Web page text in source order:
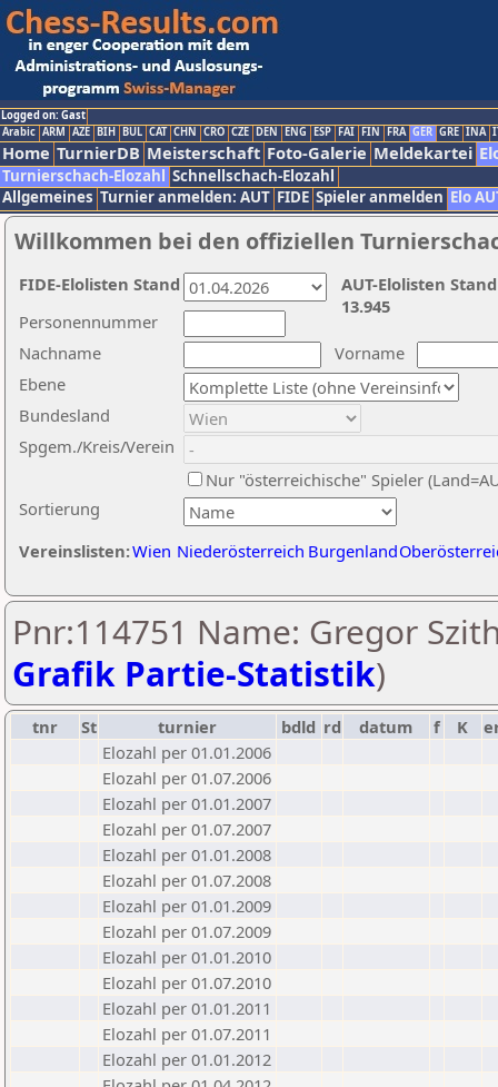
Logged on: Gast
Arabic ARM AZE BIH BUL CAT CHN CRO CZE DEN ENG ESP FAI FIN FRA GER GRE INA
Home TurnierDB Meisterschaft Foto-Galerie Meldekartei
Turnierschach-Elozahl Schnellschach-Elozahl
Allgemeines Turnier anmelden: AUT FIDE Spieler anmelden Elo
Willkommen bei den offiziellen
Nachname
Vorname
Ebene
Sortierung
Personennummer
Bundesland
Spgem./Kreis/Verein
Nur "österreichische" Spieler
Vereinslisten:Wien Niederösterreich Burgenland
AUT-Elolisten
13.945
FIDE-Elolisten Stand
Pnr:114751 Name: Gregor
Grafik Partie-Statistik)
tnr St turnier bdld rd datum f K
Elozahl per 01.01.2006
Elozahl per 01.07.2006
Elozahl per 01.01.2007
Elozahl per 01.07.2007
Elozahl per 01.01.2008
Elozahl per 01.07.2008
Elozahl per 01.01.2009
Elozahl per 01.07.2009
Elozahl per 01.01.2010
Elozahl per 01.07.2010
Elozahl per 01.01.2011
Elozahl per 01.07.2011
Elozahl per 01.01.2012